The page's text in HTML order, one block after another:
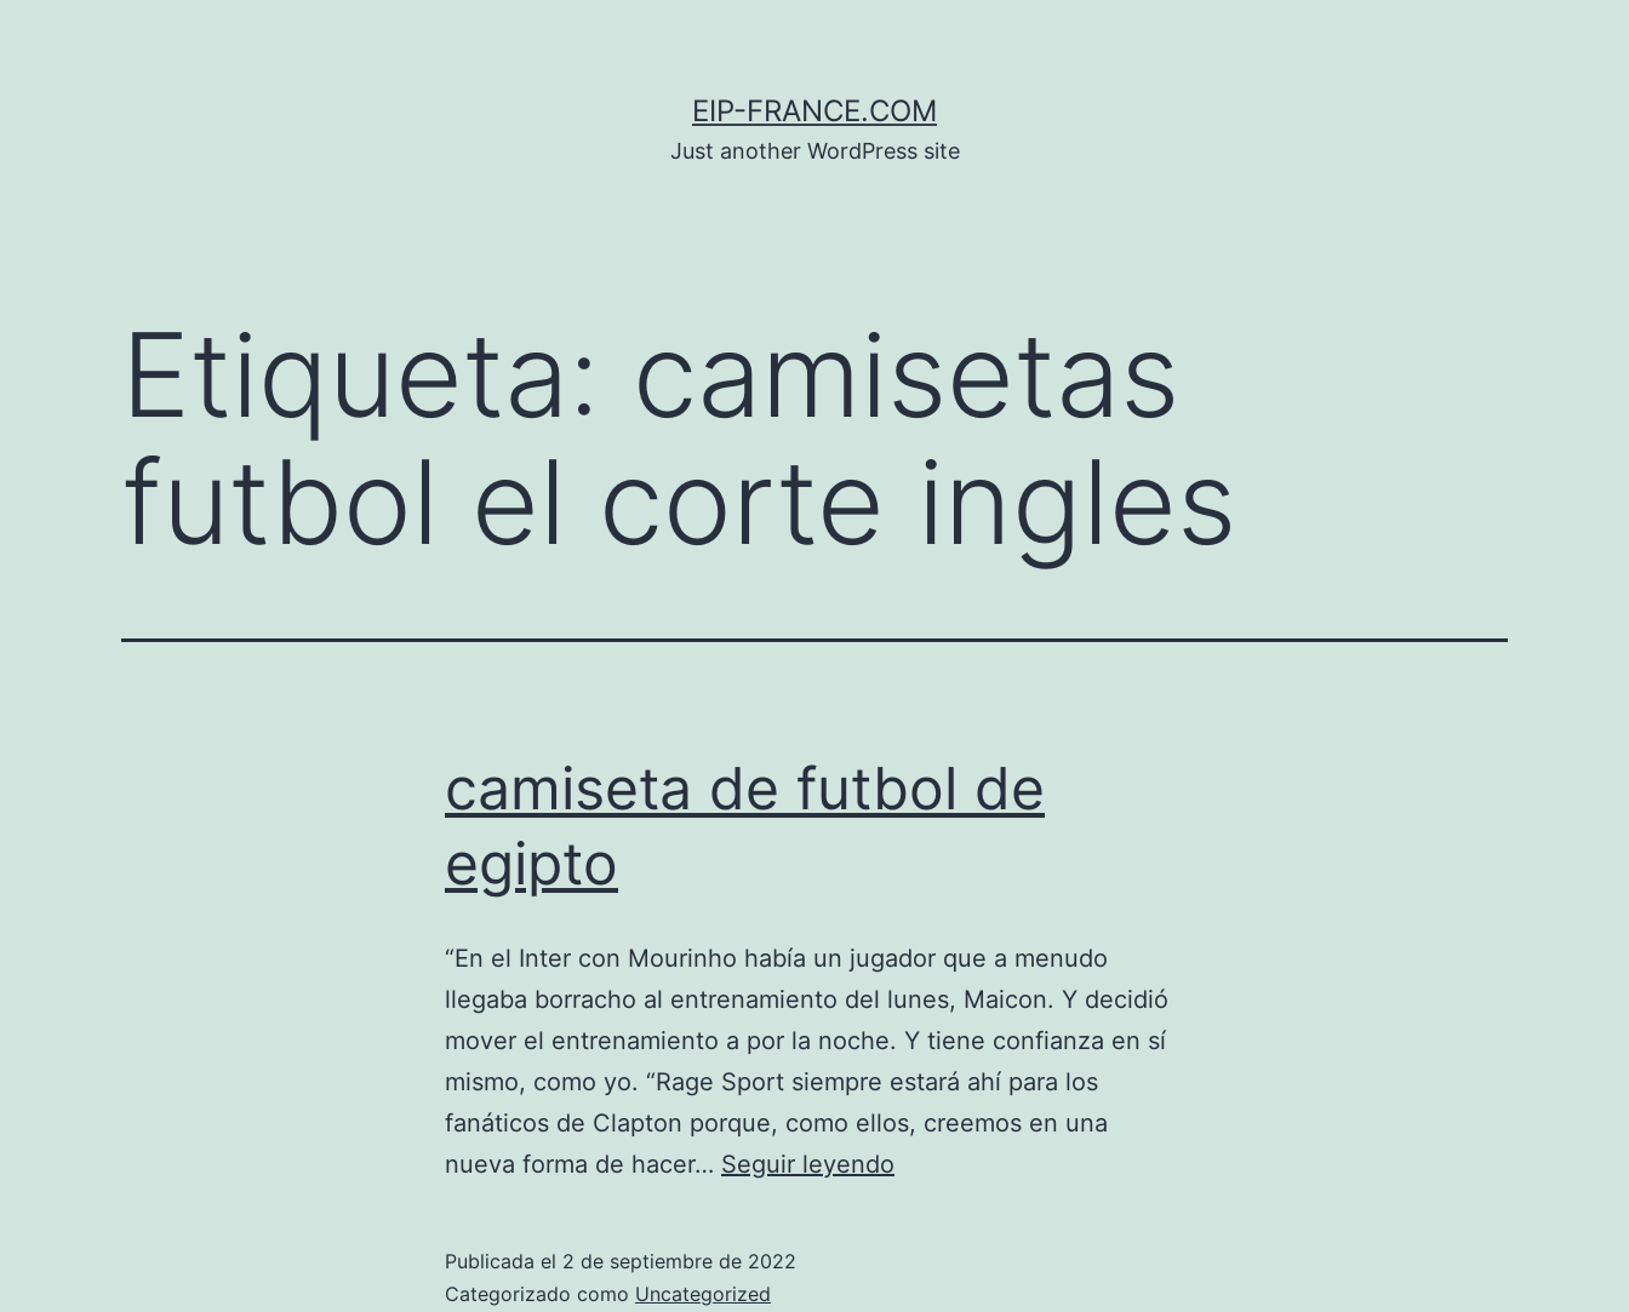
EIP-FRANCE.COM
Just another WordPress site
Etiqueta: camisetas
futbol el corte ingles
camiseta de futbol de
egipto
“En el Inter con Mourinho había un jugador que a menudo
llegaba borracho al entrenamiento del lunes, Maicon. Y decidió
mover el entrenamiento a por la noche. Y tiene confianza en sí
mismo, como yo. “Rage Sport siempre estará ahí para los
fanáticos de Clapton porque, como ellos, creemos en una
nueva forma de hacer… Seguir leyendo
Publicada el 2 de septiembre de 2022
Categorizado como Uncategorized